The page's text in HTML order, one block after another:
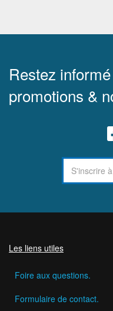
Restez
promotions &
Les liens utiles
Foire aux questions.
Formulaire de contact.